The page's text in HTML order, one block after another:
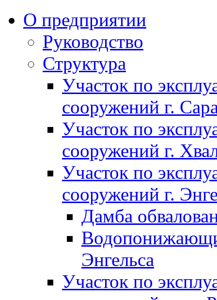
О предприятии
Руководство
Структура
Участок по
сооружений г.
Участок по
сооружений г.
Участок по
сооружений г.
Дамба
Энгельса
Участок по